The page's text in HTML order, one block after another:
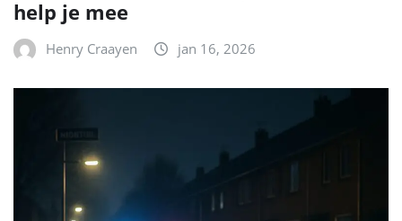
help je mee
Henry Craayen jan 16, 2026